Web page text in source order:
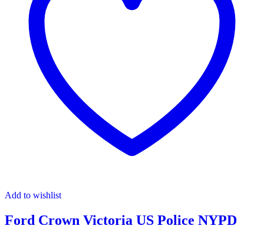
Add to wishlist
Ford Crown Victoria US Police NYPD